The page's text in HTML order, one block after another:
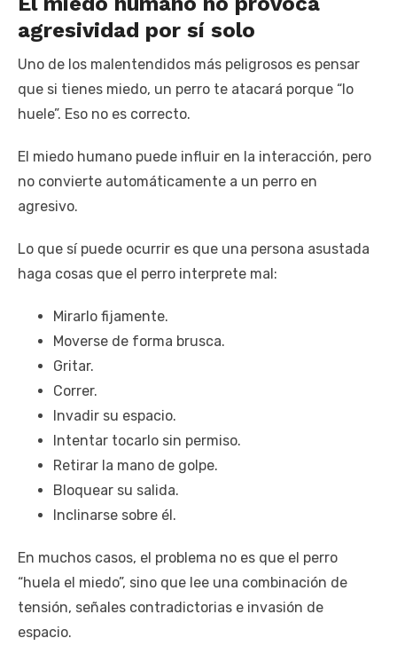
agresividad por sí solo
Uno de los malentendidos más peligrosos es pensar
que si tienes miedo, un perro te atacará porque “lo
huele”. Eso no es correcto.
El miedo humano puede influir en la interacción, pero
no convierte automáticamente a un perro en
agresivo.
Lo que sí puede ocurrir es que una persona asustada
haga cosas que el perro interprete mal:
Mirarlo fijamente.
Moverse de forma brusca.
Gritar.
Correr.
Invadir su espacio.
Intentar tocarlo sin permiso.
Retirar la mano de golpe.
Bloquear su salida.
Inclinarse sobre él.
En muchos casos, el problema no es que el perro
“huela el miedo”, sino que lee una combinación de
tensión, señales contradictorias e invasión de
espacio.